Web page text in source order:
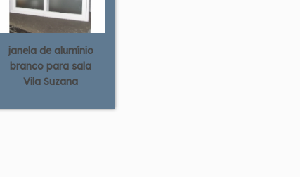
janela de alumínio
branco para sala
Vila Suzana